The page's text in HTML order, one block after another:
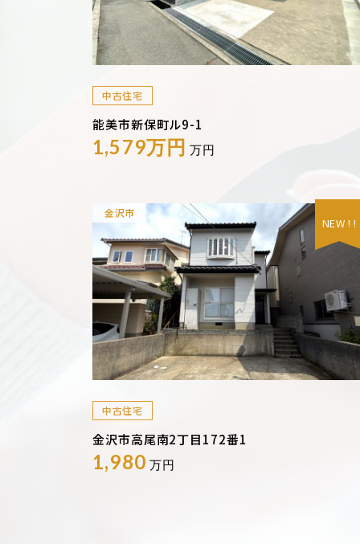
中古住宅
能美市新保町ル9-1
1,579万円 万円
金沢市
NEW ! !
中古住宅
金沢市高尾南2丁目172番1
1,980 万円